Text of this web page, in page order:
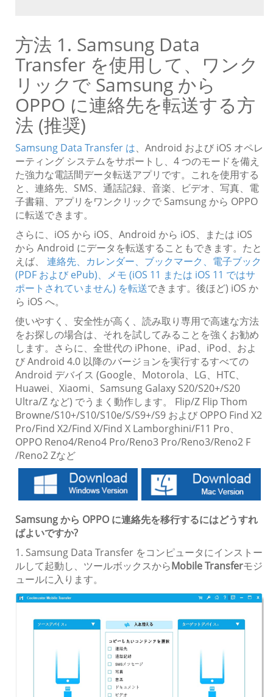
方法 1. Samsung Data
Transfer を使用して、ワンク
リックで Samsung から
OPPO に連絡先を転送する方
法 (推奨)
Samsung Data Transfer は、Android および iOS オペレ
ーティング システムをサポートし、4 つのモードを備え
た強力な電話間データ転送アプリです。これを使用する
と、連絡先、SMS、通話記録、音楽、ビデオ、写真、電
子書籍、アプリをワンクリックで Samsung から OPPO
に転送できます。
さらに、iOS から iOS、Android から iOS、または iOS
から Android にデータを転送することもできます。たと
えば、 連絡先、カレンダー、ブックマーク、電子ブック
(PDF および ePub)、メモ (iOS 11 または iOS 11 ではサ
ポートされていません) を転送できます。後ほど) iOS か
ら iOS へ。
使いやすく、安全性が高く、読み取り専用で高速な方法
をお探しの場合は、それを試してみることを強くお勧め
します。さらに、全世代の iPhone、iPad、iPod、およ
び Android 4.0 以降のバージョンを実行するすべての
Android デバイス (Google、Motorola、LG、HTC、
Huawei、Xiaomi、Samsung Galaxy S20/S20+/S20
Ultra/Z など) でうまく動作します。 Flip/Z Flip Thom
Browne/S10+/S10/S10e/S/S9+/S9 および OPPO Find X2
Pro/Find X2/Find X/Find X Lamborghini/F11 Pro、
OPPO Reno4/Reno4 Pro/Reno3 Pro/Reno3/Reno2 F
/Reno2 Zなど
Samsung から OPPO に連絡先を移行するにはどうすれ
ばよいですか?
1. Samsung Data Transfer をコンピュータにインストー
ルして起動し、ツールボックスからMobile Transferモジ
ュールに入ります。